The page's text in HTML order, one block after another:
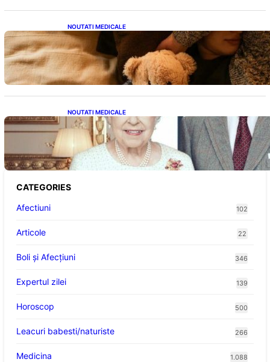
NOUTATI MEDICALE
Somnul Sănătos: Câte Ore Trebuie Să Dormi
în Funcție de Vârstă și Impactul Asupra
Sănătății
NOUTATI MEDICALE
Longevitatea în Rândul Celebrităților: Lecții
din Viața Prințului Philip și a Altora care Au
Fost Pe Punctul de a Împlini 100 de Ani
CATEGORIES
Afectiuni
102
Articole 22
Boli și Afecțiuni 346
Expertul zilei 139
Horoscop 500
Leacuri babesti/naturiste 266
Medicina 1.088